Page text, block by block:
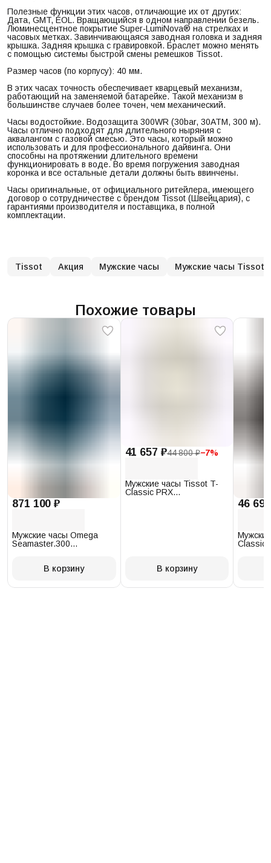
Полезные функции этих часов, отличающие их от других:
Дата, GMT, EOL. Вращающийся в одном направлении безель.
Люминесцентное покрытие Super-LumiNova® на стрелках и
часовых метках. Завинчивающаяся заводная головка и задняя
крышка. Задняя крышка с гравировкой. Браслет можно менять
с помощью системы быстрой смены ремешков Tissot.
Размер часов (по корпусу): 40 мм.
В этих часах точность обеспечивает кварцевый механизм,
работающий на заменяемой батарейке. Такой механизм в
большинстве случаев более точен, чем механический.
Часы водостойкие. Водозащита 300WR (30bar, 30ATM, 300 м).
Часы отлично подходят для длительного ныряния с
аквалангом с газовой смесью. Это часы, который можно
использовать и для профессионального дайвинга. Они
способны на протяжении длительного времени
функционировать в воде. Во время погружения заводная
коронка и все остальные детали должны быть ввинчены.
Часы оригинальные, от официального ритейлера, имеющего
договор о сотрудничестве с брендом Tissot (Швейцария), с
гарантиями производителя и поставщика, в полной
комплектации.
Tissot Акция Мужские часы Мужские часы Tissot
Похожие товары
871 100 ₽
Мужские часы Omega
Seamaster.300
В корзину
41 657 ₽44 800 ₽−7%
Мужские часы Tissot T-
Classic PRX
В корзину
46
Classic